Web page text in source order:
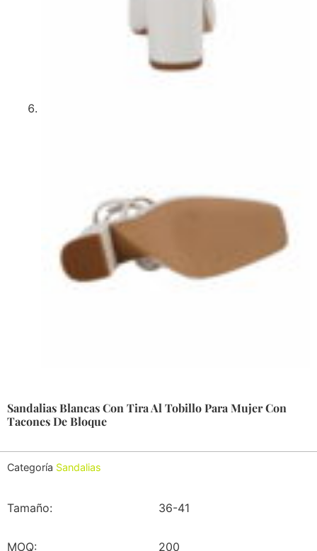
Sandalias Blancas Con Tira Al Tobillo Para Mujer Con
Tacones De Bloque
Categoría Sandalias
Tamaño: 36-41
MOQ: 200